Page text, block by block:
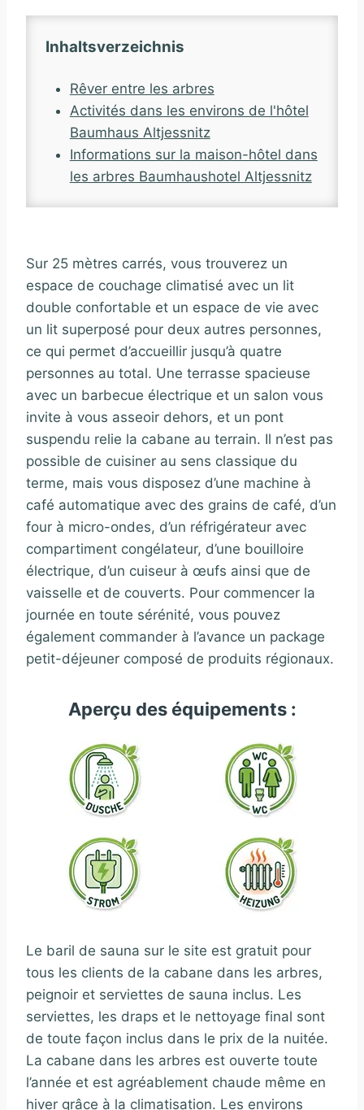
Inhaltsverzeichnis
Rêver entre les arbres
Activités dans les environs de l'hôtel
Baumhaus Altjessnitz
Informations sur la maison-hôtel dans
les arbres Baumhaushotel Altjessnitz
Sur 25 mètres carrés, vous trouverez un
espace de couchage climatisé avec un lit
double confortable et un espace de vie avec
un lit superposé pour deux autres personnes,
ce qui permet d’accueillir jusqu’à quatre
personnes au total. Une terrasse spacieuse
avec un barbecue électrique et un salon vous
invite à vous asseoir dehors, et un pont
suspendu relie la cabane au terrain. Il n’est pas
possible de cuisiner au sens classique du
terme, mais vous disposez d’une machine à
café automatique avec des grains de café, d’un
four à micro-ondes, d’un réfrigérateur avec
compartiment congélateur, d’une bouilloire
électrique, d’un cuiseur à œufs ainsi que de
vaisselle et de couverts. Pour commencer la
journée en toute sérénité, vous pouvez
également commander à l’avance un package
petit-déjeuner composé de produits régionaux.
Aperçu des équipements :
Le baril de sauna sur le site est gratuit pour
tous les clients de la cabane dans les arbres,
peignoir et serviettes de sauna inclus. Les
serviettes, les draps et le nettoyage final sont
de toute façon inclus dans le prix de la nuitée.
La cabane dans les arbres est ouverte toute
l’année et est agréablement chaude même en
hiver grâce à la climatisation. Les environs